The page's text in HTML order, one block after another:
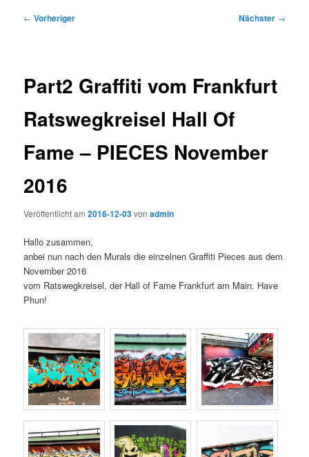
Beitragsnavigation
← Vorheriger Nächster →
Part2 Graffiti vom Frankfurt
Ratswegkreisel Hall Of
Fame – PIECES November
2016
Veröffentlicht am2016-12-03vonadmin
Hallo zusammen,
anbei nun nach den Murals die einzelnen Graffiti Pieces aus dem
November 2016
vom Ratswegkreisel, der Hall of Fame Frankfurt am Main. Have
Phun!